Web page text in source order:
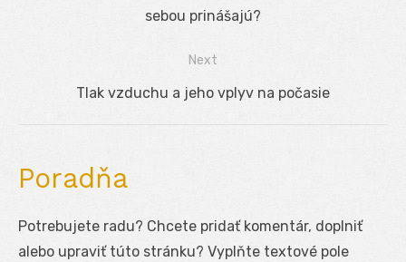
sebou prinášajú?
Next
Next
Tlak vzduchu a jeho vplyv na počasie
Poradňa
Potrebujete radu? Chcete pridať komentár, doplniť
alebo upraviť túto stránku? Vyplňte textové pole